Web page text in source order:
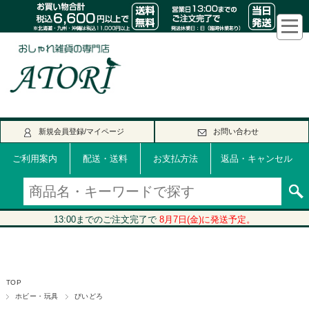
新規会員登録/マイページ お問い合わせ
ご利用案内 配送・送料 お支払方法 返品・キャンセル
TOP
ホビー・玩具
びいどろ